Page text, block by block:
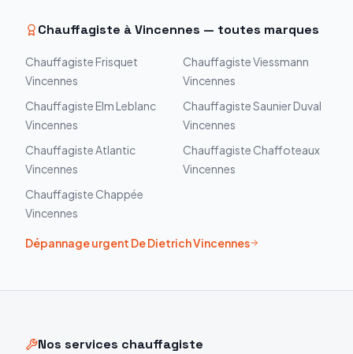
Chauffagiste àVincennes — toutes marques
Chauffagiste Frisquet
Vincennes
ChauffagisteViessmann
Vincennes
Chauffagiste Elm Leblanc
Vincennes
ChauffagisteSaunier Duval
Vincennes
ChauffagisteAtlantic
Vincennes
Chauffagiste Chaffoteaux
Vincennes
Chauffagiste Chappée
Vincennes
Dépannage urgent De DietrichVincennes
Nos services chauffagiste